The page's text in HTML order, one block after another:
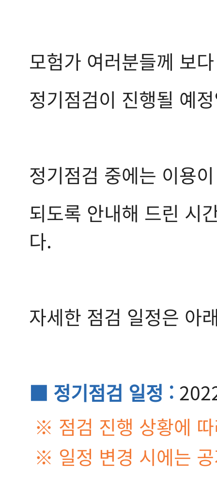
모험가 여러분들께 보
정기점검이 진행될 예
정기점검 중에는 이용
되도록 안내해 드린 시
다.
자세한 점검 일정은 아
■ 정기점검 일정 :
※ 점검 진행 상황에
※ 일정 변경 시에는